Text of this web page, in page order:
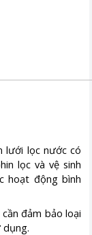
lưới lọc nước có
lọc và vệ sinh
hoạt động bình
đảm bảo loại
dụng.